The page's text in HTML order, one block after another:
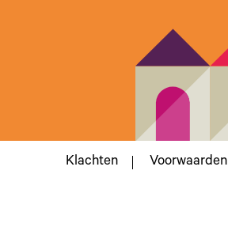
Klachten Voorwaarden